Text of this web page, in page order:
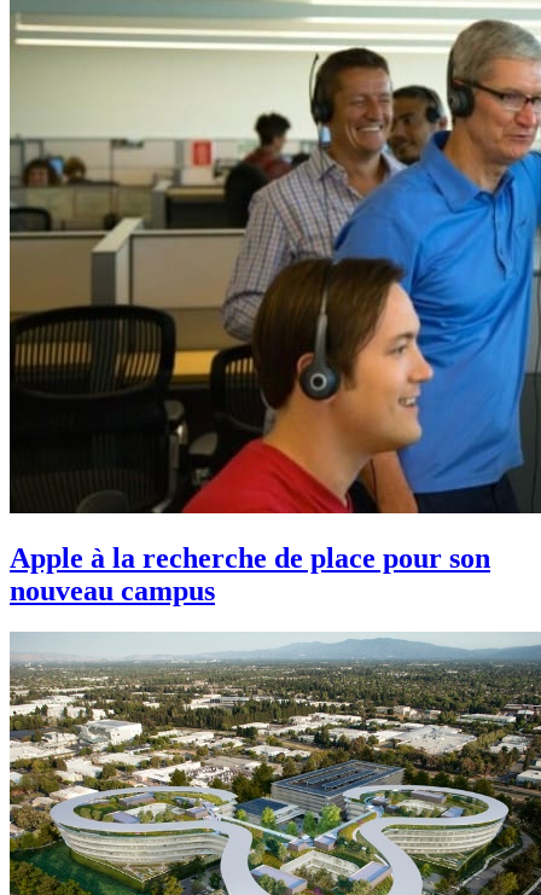
Apple à la recherche de place pour son
nouveau campus